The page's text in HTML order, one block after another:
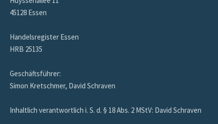
45128 Essen
Handelsregister Essen
HRB 25135
Geschäftsführer:
Simon Kretschmer, David Schraven
Inhaltlich verantwortlich i. S. d. § 18 Abs. 2 MStV: David Schraven